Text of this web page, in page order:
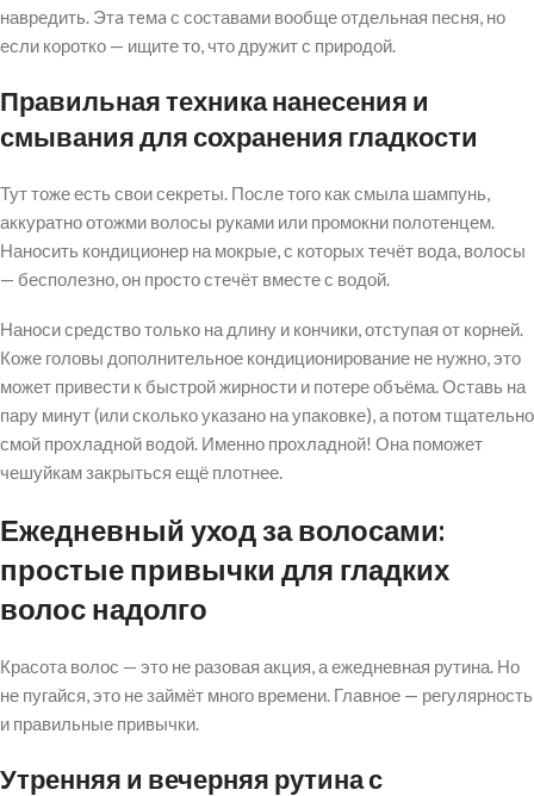
навредить. Этa тeмa с составами вообще отдельная песня, но
если коротко — ищите то, что дружит с природой.
Правильная техника нанесения и
смывания для сохранения гладкости
Тут тоже есть свои секреты. После того как смыла шампунь,
аккуратно отожми волосы руками или промокни полотенцем.
Наносить кондиционер на мокрые, с которых течёт вода, волосы
— бесполезно, он просто стечёт вместе с водой.
Наноси средство только на длину и кончики, отступая от корней.
Коже головы дополнительное кондиционирование не нужно, это
может привести к быстрой жирности и потере объёма. Оставь на
пару минут (или сколько указано на упаковке), а потом тщательно
смой прохладной водой. Именно прохладной! Она поможет
чешуйкам закрыться ещё плотнее.
Ежедневный уход за волосами:
простые привычки для гладких
волос надолго
Красота волос — это не разовая акция, а ежедневная рутина. Но
не пугайся, это не займёт много времени. Главное — регулярность
и правильные привычки.
Утренняя и вечерняя рутина с